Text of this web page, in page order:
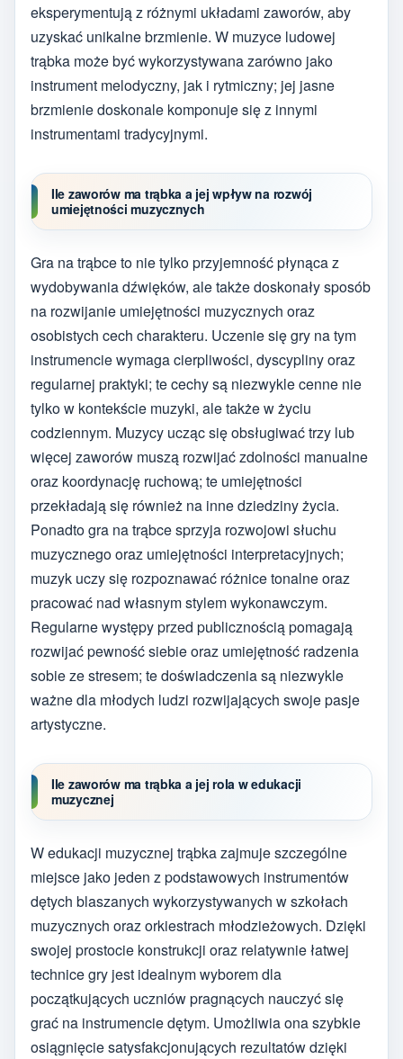
eksperymentują z różnymi układami zaworów, aby
uzyskać unikalne brzmienie. W muzyce ludowej
trąbka może być wykorzystywana zarówno jako
instrument melodyczny, jak i rytmiczny; jej jasne
brzmienie doskonale komponuje się z innymi
instrumentami tradycyjnymi.
Ile zaworów ma trąbka a jej wpływ na rozwój
umiejętności muzycznych
Gra na trąbce to nie tylko przyjemność płynąca z
wydobywania dźwięków, ale także doskonały sposób
na rozwijanie umiejętności muzycznych oraz
osobistych cech charakteru. Uczenie się gry na tym
instrumencie wymaga cierpliwości, dyscypliny oraz
regularnej praktyki; te cechy są niezwykle cenne nie
tylko w kontekście muzyki, ale także w życiu
codziennym. Muzycy ucząc się obsługiwać trzy lub
więcej zaworów muszą rozwijać zdolności manualne
oraz koordynację ruchową; te umiejętności
przekładają się również na inne dziedziny życia.
Ponadto gra na trąbce sprzyja rozwojowi słuchu
muzycznego oraz umiejętności interpretacyjnych;
muzyk uczy się rozpoznawać różnice tonalne oraz
pracować nad własnym stylem wykonawczym.
Regularne występy przed publicznością pomagają
rozwijać pewność siebie oraz umiejętność radzenia
sobie ze stresem; te doświadczenia są niezwykle
ważne dla młodych ludzi rozwijających swoje pasje
artystyczne.
Ile zaworów ma trąbka a jej rola w edukacji
muzycznej
W edukacji muzycznej trąbka zajmuje szczególne
miejsce jako jeden z podstawowych instrumentów
dętych blaszanych wykorzystywanych w szkołach
muzycznych oraz orkiestrach młodzieżowych. Dzięki
swojej prostocie konstrukcji oraz relatywnie łatwej
technice gry jest idealnym wyborem dla
początkujących uczniów pragnących nauczyć się
grać na instrumencie dętym. Umożliwia ona szybkie
osiągnięcie satysfakcjonujących rezultatów dzięki